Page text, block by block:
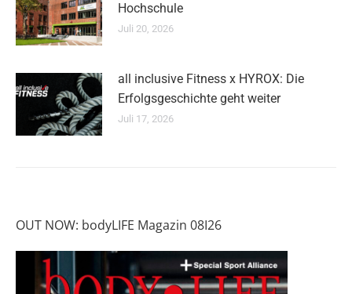
Hochschule
Juli 20, 2026
all inclusive Fitness x HYROX: Die
Erfolgsgeschichte geht weiter
Juli 17, 2026
OUT NOW: bodyLIFE Magazin 08I26